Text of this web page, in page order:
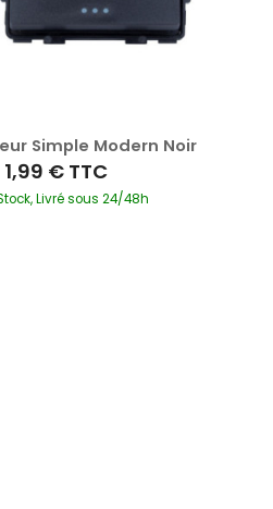
Simple Modern Noir
1,99 € TTC
Livré sous 24/48h